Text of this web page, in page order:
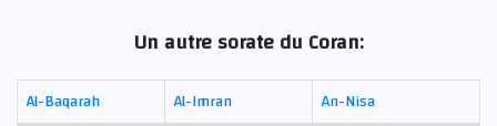
Un autre sorate du Coran:
Al-Baqarah Al-Imran
An-Nisa